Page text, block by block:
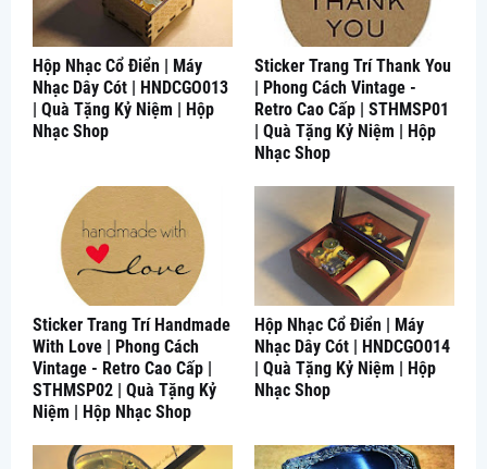
Hộp Nhạc Cổ Điển | Máy
Nhạc Dây Cót | HNDCGO013
| Quà Tặng Kỷ Niệm | Hộp
Nhạc Shop
Sticker Trang Trí Thank You
| Phong Cách Vintage -
Retro Cao Cấp | STHMSP01
| Quà Tặng Kỷ Niệm | Hộp
Nhạc Shop
Sticker Trang Trí Handmade
With Love | Phong Cách
Vintage - Retro Cao Cấp |
STHMSP02 | Quà Tặng Kỷ
Niệm | Hộp Nhạc Shop
Hộp Nhạc Cổ Điển | Máy
Nhạc Dây Cót | HNDCGO014
| Quà Tặng Kỷ Niệm | Hộp
Nhạc Shop